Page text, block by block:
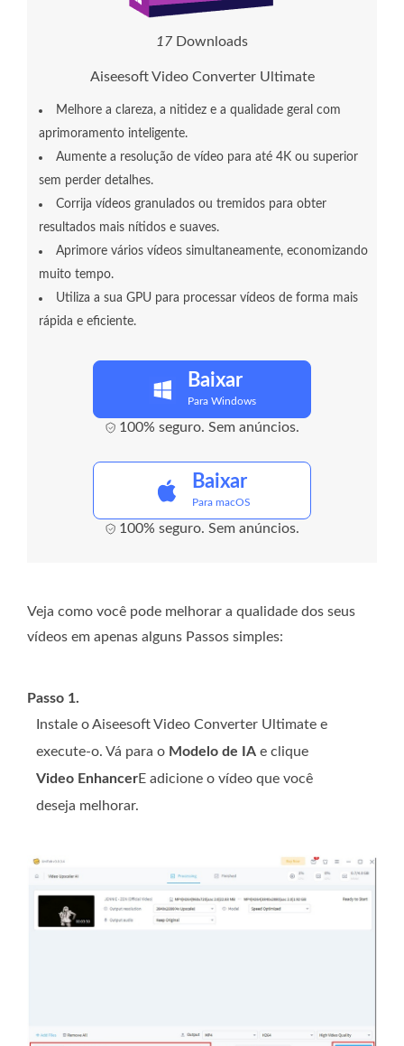
19 Downloads
Aiseesoft Video Converter Ultimate
Melhore a clareza, a nitidez e a qualidade geral com
aprimoramento inteligente.
Aumente a resolução de vídeo para até 4K ou superior
sem perder detalhes.
Corrija vídeos granulados ou tremidos para obter
resultados mais nítidos e suaves.
Aprimore vários vídeos simultaneamente, economizando
muito tempo.
Utiliza a sua GPU para processar vídeos de forma mais
rápida e eficiente.
Baixar
Para Windows
100% seguro. Sem anúncios.
Baixar
Para macOS
100% seguro. Sem anúncios.
Veja como você pode melhorar a qualidade dos seus
vídeos em apenas alguns Passos simples:
Passo 1.
Instale o Aiseesoft Video Converter Ultimate e
execute-o. Vá para o Modelo de IA e clique
Video EnhancerE adicione o vídeo que você
deseja melhorar.